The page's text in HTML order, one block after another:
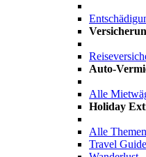
Auto-
Alle
Holiday
Alle Themen
Travel